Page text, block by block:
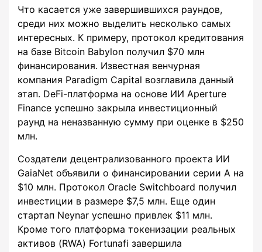
Что касается уже завершившихся раундов,
среди них можно выделить несколько самых
интересных. К примеру, протокол кредитования
на базе Bitcoin Babylon получил $70 млн
финансирования. Известная венчурная
компания Paradigm Capital возглавила данный
этап. DeFi-платформа на основе ИИ Aperture
Finance успешно закрыла инвестиционный
раунд на неназванную сумму при оценке в $250
млн.
Создатели децентрализованного проекта ИИ
GaiaNet объявили о финансировании серии A на
$10 млн. Протокол Oracle Switchboard получил
инвестиции в размере $7,5 млн. Еще один
стартап Neynar успешно привлек $11 млн.
Кроме того платформа токенизации реальных
активов (RWA) Fortunafi завершила